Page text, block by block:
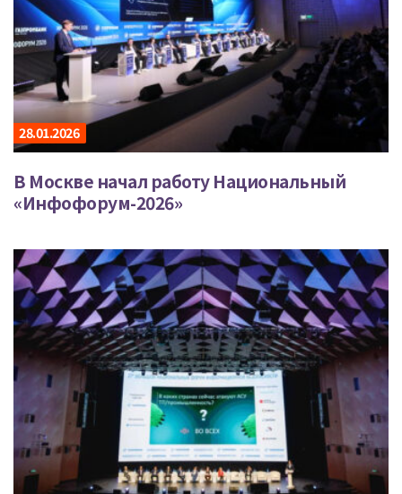
28.01.2026
В Москве начал работу Национальный
«Инфофорум-2026»